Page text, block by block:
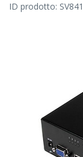
ID prodotto: